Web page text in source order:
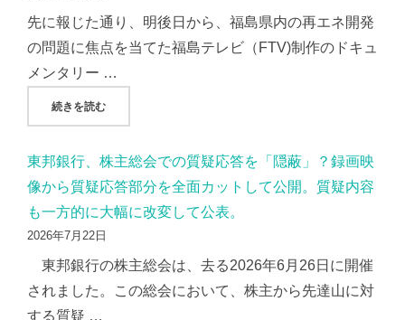
先に報じた通り、明後日から、福島県内の再エネ開発
の問題に焦点を当てた福島テレビ（FTV)制作のドキュ
メンタリー …
続きを読む"「かげる針路」、全国展開を前に福島テレビプロデューサ
東邦銀行、株主総会での質疑応答を「隠蔽」？録画映
像から質疑応答部分を全面カットして公開。質疑内容
も一方的に大幅に改変して公表。
2026年7月22日
東邦銀行の株主総会は、去る2026年6月26日に開催
されました。この総会において、株主から先達山に対
する質疑 …